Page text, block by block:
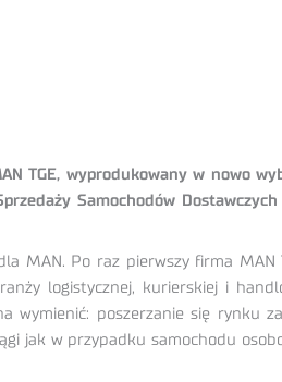
TGE, wyprodukowany w nowo
Samochodów
MAN. Po raz pierwszy firma
logistycznej, kurierskiej i
wymienić: poszerzanie się rynku
jak w przypadku samochodu